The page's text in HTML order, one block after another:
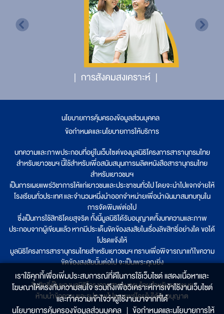
การสังคมสงเคราะห์
นโยบายการคุ้มครองข้อมูลส่วนบุคคล
ข้อกำหนดและนโยบายการให้บริการ
บทความและภาพประกอบที่อยู่ในเว็บไซต์ของมูลนิธิโครงการสารานุกรมไทย
สำหรับเยาวชนฯ นี้ใช้สำหรับเพื่อสนับสนุนการผลิตหนังสือสารานุกรมไทย
สำหรับเยาวชนฯ
เป็นการเผยแพร่วิชาการให้แก่เยาวชนและประชาชนทั่วไป โดยจะนำไปแจกจ่ายให้
โรงเรียนทั่วประเทศ และจำนวนหนึ่งนำออกจำหน่ายเพื่อนำเงินมาสมทบทุนใน
การจัดพิมพ์ต่อไป
ซึ่งเป็นการใช้สิทธิโดยสุจริต ทั้งนี้มูลนิธิได้รับอนุญาตทั้งบทความและภาพ
ประกอบจากผู้เขียนแล้ว หากมีประเด็นขัดข้องสงสัยในเรื่องลิขสิทธิ์อย่างใด ขอได้
โปรดแจ้งให้
มูลนิธิโครงการสารานุกรมไทยสำหรับเยาวชนฯ ทราบเพื่อพิจารณาแก้ไขความ
ขัดข้องสงสัยนั้นต่อไป จะเป็นพระคุณยิ่ง
ลิขสิทธิ์เป็นของมูลนิธิโครงการสารานุกรมไทยสำหรับเยาวชนฯ
ห้ามนำข้อความและรูปภาพไปเผยแพร่โดยไม่ได้รับอนุญาต
เราใช้คุกกี้เพื่อเพิ่มประสบการณ์ที่ดีในการใช้เว็บไซต์ แสดงเนื้อหาและ
โฆษณาให้ตรงกับความสนใจ รวมถึงเพื่อวิเคราะห์การเข้าใช้งานเว็บไซต์
และทำความเข้าใจว่าผู้ใช้งานมาจากที่ใด๋
นโยบายการคุ้มครองข้อมูลส่วนบุคคล | ข้อกำหนดและนโยบายการให้